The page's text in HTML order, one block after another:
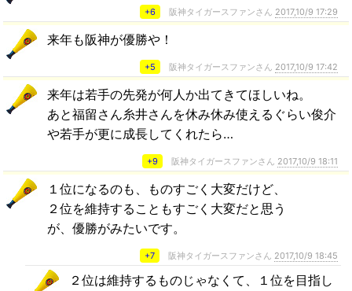
+6 阪神タイガースファンさん 2017,10/9 17:29
来年も阪神が優勝や！
+5 阪神タイガースファンさん 2017,10/9 17:42
来年は若手の先発が何人か出てきてほしいね。
あと福留さん糸井さんを休み休み使えるぐらい俊介
や若手が更に成長してくれたら…
+9 阪神タイガースファンさん 2017,10/9 18:11
１位になるのも、ものすごく大変だけど、
２位を維持することもすごく大変だと思う
が、優勝がみたいです。
+7 阪神タイガースファンさん 2017,10/9 18:45
２位は維持するものじゃなくて、１位を目指し